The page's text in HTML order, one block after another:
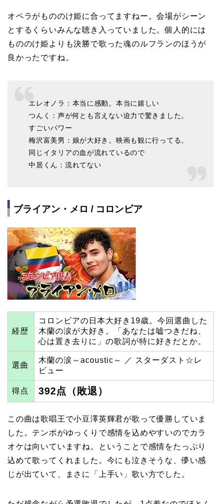
オペラがもののけ姫に合ってますねー。会場がシーン
とするくらいみんな聴き入っていました。個人的には
もののけ姫よりも決勝で歌った魂のルフランのほうが
良かったですね。
エレオノラ：本当に感動。本当に嬉しい
つんく：声が何とも言えない迫力で驚きました。
すごいパワー
梅沢富美男：娘が大好き。映画も観に行ってる。
同じイタリアの血が流れているので
中居くん：流れてない
ブライアン・メロ / コロンビア
経歴
コロンビアの日本大好き19歳。今回選曲した
木蘭の涙が大好き。「あなたは嘘つきだね、
心は置き去りに」の歌詞が特に好きだとか。
選曲
木蘭の涙～acoustic～ ／ スターダスト☆レ
ビュー
得点 392点（敗退）
この曲は歌唱王で小豆澤英輝君が歌って優勝していま
した。テンポがゆっくりで感情を込めやすいのでカラ
オケは向いていますね。ということで感情をたっぷり
込めて歌ってくれました。今にも泣きそうな、儚い感
じが出ていて、まさに「上手い」歌い方でした。